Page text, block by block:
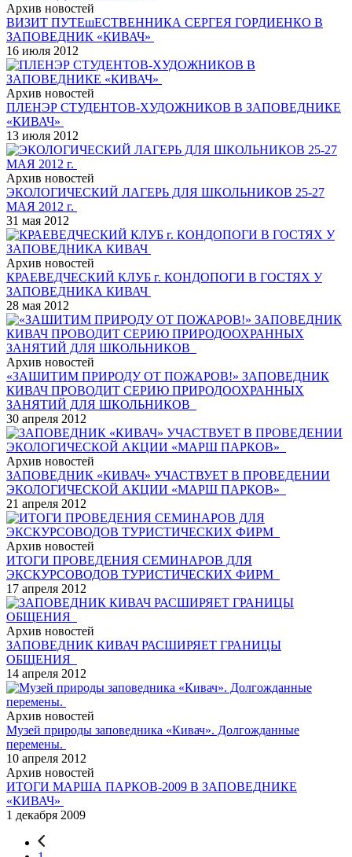
Архив новостей
ВИЗИТ ПУТЕшЕСТВЕННИКА СЕРГЕЯ ГОРДИЕНКО В
ЗАПОВЕДНИК «КИВАЧ»
16 июля 2012
Архив новостей
ПЛЕНЭР СТУДЕНТОВ-ХУДОЖНИКОВ В ЗАПОВЕДНИКЕ
«КИВАЧ»
13 июля 2012
Архив новостей
ЭКОЛОГИЧЕСКИЙ ЛАГЕРЬ ДЛЯ ШКОЛЬНИКОВ 25-27
МАЯ 2012 г.
31 мая 2012
Архив новостей
КРАЕВЕДЧЕСКИЙ КЛУБ г. КОНДОПОГИ В ГОСТЯХ У
ЗАПОВЕДНИКА КИВАЧ
28 мая 2012
Архив новостей
«ЗАШИТИМ ПРИРОДУ ОТ ПОЖАРОВ!» ЗАПОВЕДНИК
КИВАЧ ПРОВОДИТ СЕРИЮ ПРИРОДООХРАННЫХ
ЗАНЯТИЙ ДЛЯ ШКОЛЬНИКОВ
30 апреля 2012
Архив новостей
ЗАПОВЕДНИК «КИВАЧ» УЧАСТВУЕТ В ПРОВЕДЕНИИ
ЭКОЛОГИЧЕСКОЙ АКЦИИ «МАРШ ПАРКОВ»
21 апреля 2012
Архив новостей
ИТОГИ ПРОВЕДЕНИЯ СЕМИНАРОВ ДЛЯ
ЭКСКУРСОВОДОВ ТУРИСТИЧЕСКИХ ФИРМ
17 апреля 2012
Архив новостей
ЗАПОВЕДНИК КИВАЧ РАСШИРЯЕТ ГРАНИЦЫ
ОБЩЕНИЯ
14 апреля 2012
Архив новостей
Музей природы заповедника «Кивач». Долгожданные
перемены.
10 апреля 2012
Архив новостей
ИТОГИ МАРША ПАРКОВ-2009 В ЗАПОВЕДНИКЕ
«КИВАЧ»
1 декабря 2009